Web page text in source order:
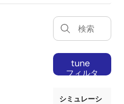
tune
フィルタ
シミュレーシ